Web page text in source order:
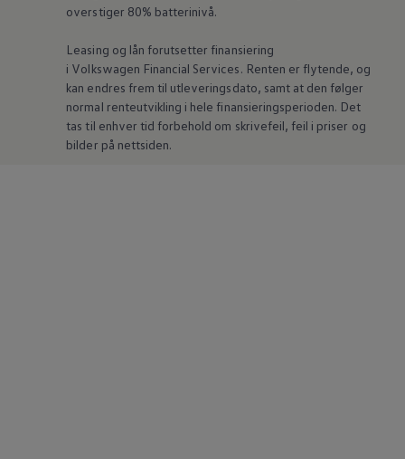
overstiger 80% batterinivå.
Leasing og lån forutsetter finansiering
i Volkswagen Financial Services. Renten er flytende, og
kan endres frem til utleveringsdato, samt at den følger
normal renteutvikling i hele finansieringsperioden. Det
tas til enhver tid forbehold om skrivefeil, feil i priser og
bilder på nettsiden.